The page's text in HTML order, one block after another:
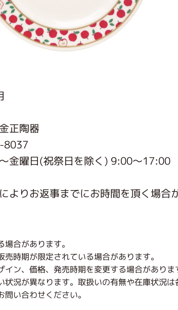
正陶器
8037
金曜日(祝祭日を除く) 9:00～17:00
よりお返事までにお時間を頂く場合
合があります。
時期が限定されている場合があります。
ン、価格、発売時期を変更する場合がありま
況が異なります。取扱いの有無や在庫状況は
い合わせください。
ズ！
庭科部